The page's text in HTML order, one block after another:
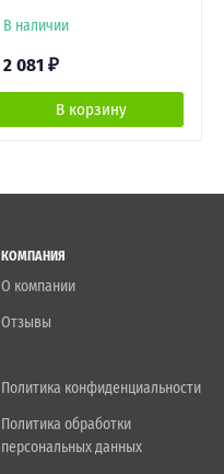
В наличии
2 081 ₽
В корзину
КОМПАНИЯ
О компании
Отзывы
Политика конфиденциальности
Политика обработки
персональных данных